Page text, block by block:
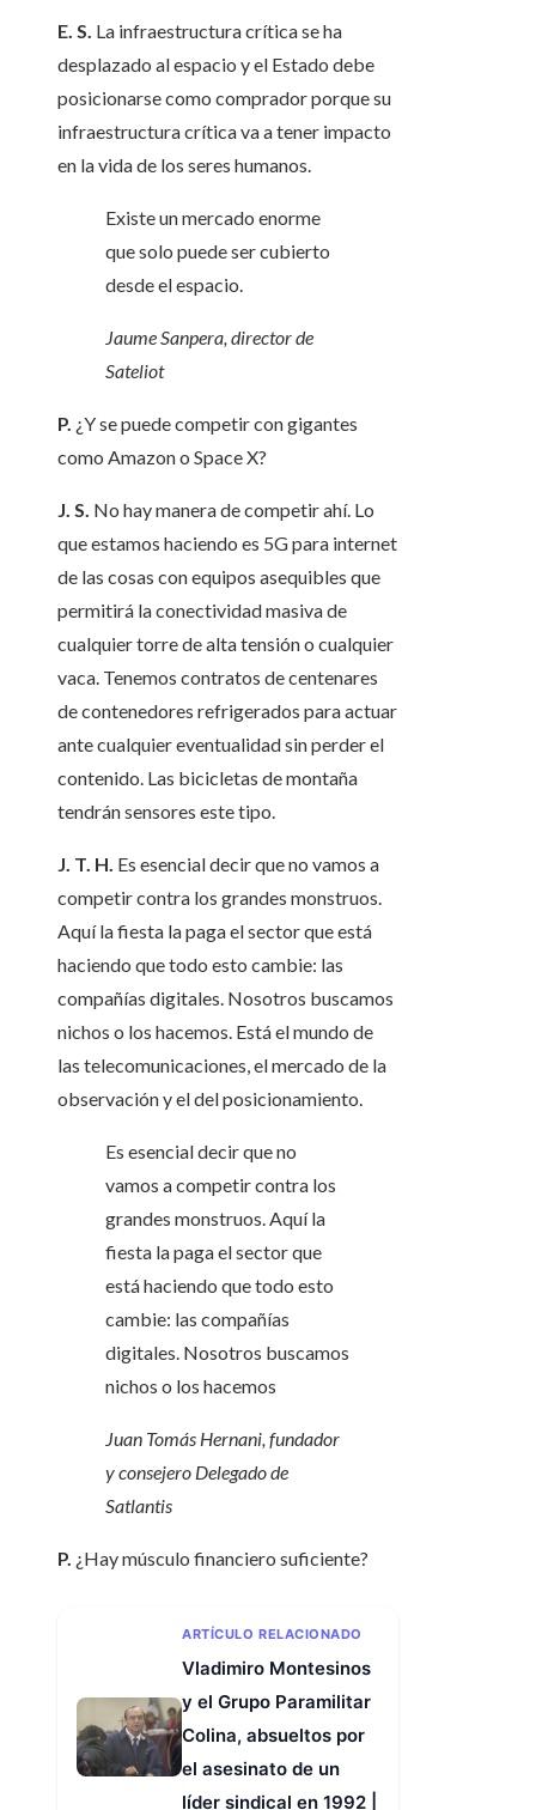
E. S. La infraestructura crítica se ha
desplazado al espacio y el Estado debe
posicionarse como comprador porque su
infraestructura crítica va a tener impacto
en la vida de los seres humanos.
Existe un mercado enorme
que solo puede ser cubierto
desde el espacio.
Jaume Sanpera, director de
Sateliot
P. ¿Y se puede competir con gigantes
como Amazon o Space X?
J. S. No hay manera de competir ahí. Lo
que estamos haciendo es 5G para internet
de las cosas con equipos asequibles que
permitirá la conectividad masiva de
cualquier torre de alta tensión o cualquier
vaca. Tenemos contratos de centenares
de contenedores refrigerados para actuar
ante cualquier eventualidad sin perder el
contenido. Las bicicletas de montaña
tendrán sensores este tipo.
J. T. H. Es esencial decir que no vamos a
competir contra los grandes monstruos.
Aquí la fiesta la paga el sector que está
haciendo que todo esto cambie: las
compañías digitales. Nosotros buscamos
nichos o los hacemos. Está el mundo de
las telecomunicaciones, el mercado de la
observación y el del posicionamiento.
Es esencial decir que no
vamos a competir contra los
grandes monstruos. Aquí la
fiesta la paga el sector que
está haciendo que todo esto
cambie: las compañías
digitales. Nosotros buscamos
nichos o los hacemos
Juan Tomás Hernani, fundador
y consejero Delegado de
Satlantis
P. ¿Hay músculo financiero suficiente?
ARTÍCULO RELACIONADO
Vladimiro Montesinos
y el Grupo Paramilitar
Colina, absueltos por
el asesinato de un
líder sindical en 1992 |